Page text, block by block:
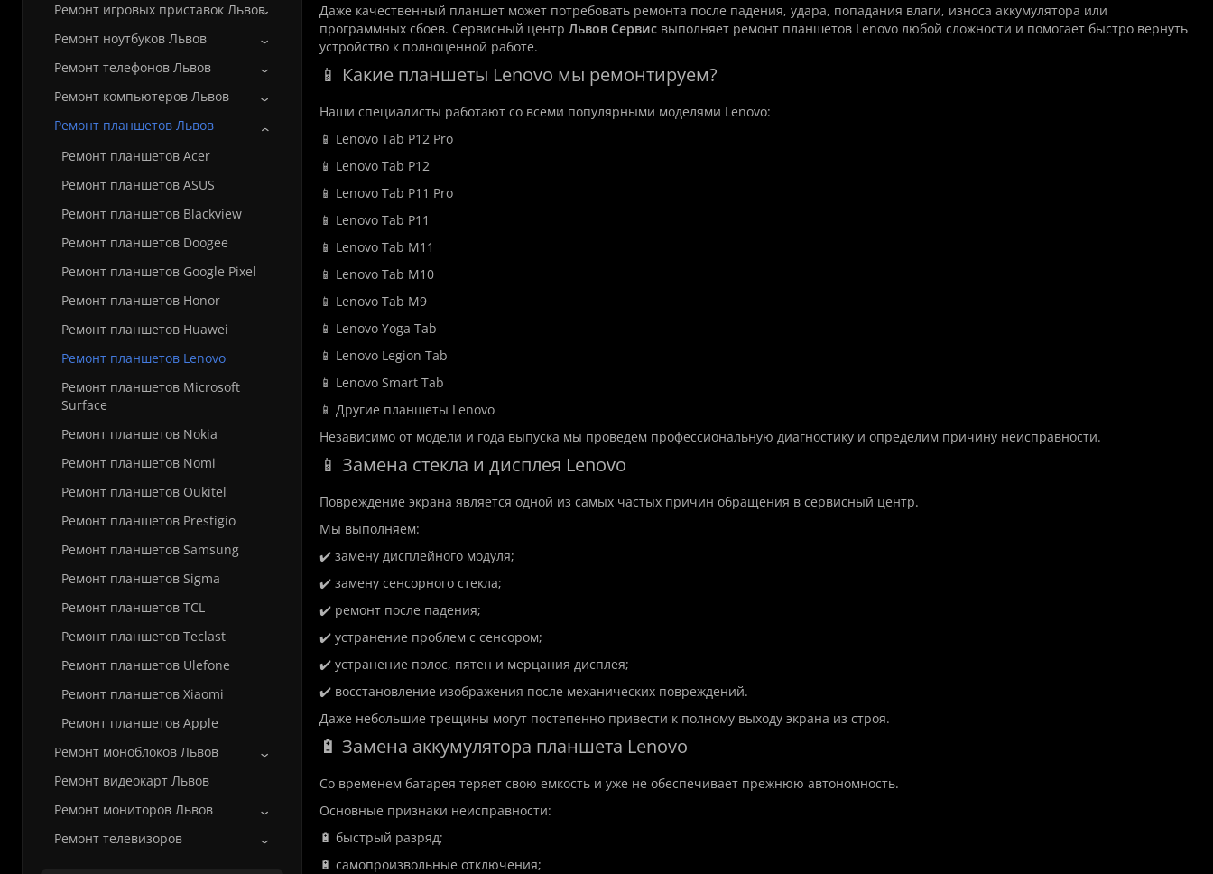
Ремонт игровых приставок Львов
Ремонт ноутбуков Львов
Ремонт телефонов Львов
Ремонт компьютеров Львов
Ремонт планшетов Львов
Ремонт планшетов Acer
Ремонт планшетов ASUS
Ремонт планшетов Blackview
Ремонт планшетов Doogee
Ремонт планшетов Google Pixel
Ремонт планшетов Honor
Ремонт планшетов Huawei
Ремонт планшетов Lenovo
Ремонт планшетов Microsoft
Surface
Ремонт планшетов Nokia
Ремонт планшетов Nomi
Ремонт планшетов Oukitel
Ремонт планшетов Prestigio
Ремонт планшетов Samsung
Ремонт планшетов Sigma
Ремонт планшетов TCL
Ремонт планшетов Teclast
Ремонт планшетов Ulefone
Ремонт планшетов Xiaomi
Ремонт планшетов Apple
Ремонт моноблоков Львов
Ремонт видеокарт Львов
Ремонт мониторов Львов
Ремонт телевизоров
Даже качественный планшет может потребовать ремонта после падения, удара, попадания влаги, износа аккумулятора или
программных сбоев. Сервисный центр Львов Сервисвыполняет ремонт планшетов Lenovo любой сложности и помогает быстро вернуть
устройство к полноценной работе.
📱 Какие планшеты Lenovo мы ремонтируем?
Наши специалисты работают со всеми популярными моделями Lenovo:
📱 Lenovo Tab P12 Pro
📱 Lenovo Tab P12
📱 Lenovo Tab P11 Pro
📱 Lenovo Tab P11
📱 Lenovo Tab M11
📱 Lenovo Tab M10
📱 Lenovo Tab M9
📱 Lenovo Yoga Tab
📱 Lenovo Legion Tab
📱 Lenovo Smart Tab
📱 Другие планшеты Lenovo
Независимо от модели и года выпуска мы проведем профессиональную диагностику и определим причину неисправности.
📱 Замена стекла и дисплея Lenovo
Повреждение экрана является одной из самых частых причин обращения в сервисный центр.
Мы выполняем:
✔️ замену дисплейного модуля;
✔️ замену сенсорного стекла;
✔️ ремонт после падения;
✔️ устранение проблем с сенсором;
✔️ устранение полос, пятен и мерцания дисплея;
✔️ восстановление изображения после механических повреждений.
Даже небольшие трещины могут постепенно привести к полному выходу экрана из строя.
🔋 Замена аккумулятора планшета Lenovo
Со временем батарея теряет свою емкость и уже не обеспечивает прежнюю автономность.
Основные признаки неисправности:
🔋 быстрый разряд;
🔋 самопроизвольные отключения;